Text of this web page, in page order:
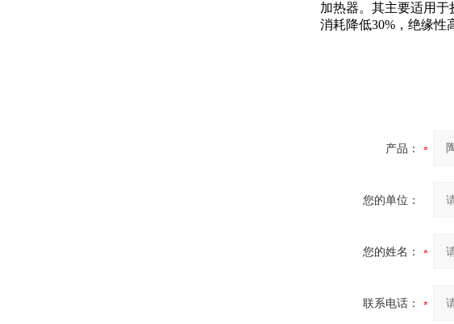
加热器。 其主要适用于
消耗降低30%，绝缘性
产品：
您的单位：
您的姓名：
联系电话：